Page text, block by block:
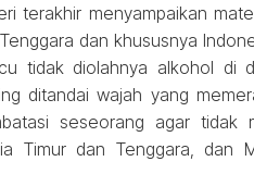
terakhir menyampaikan
dan khususnya
tidak diolahnya alkohol di
ditandai wajah yang
seseorang agar tidak
Timur dan Tenggara, dan